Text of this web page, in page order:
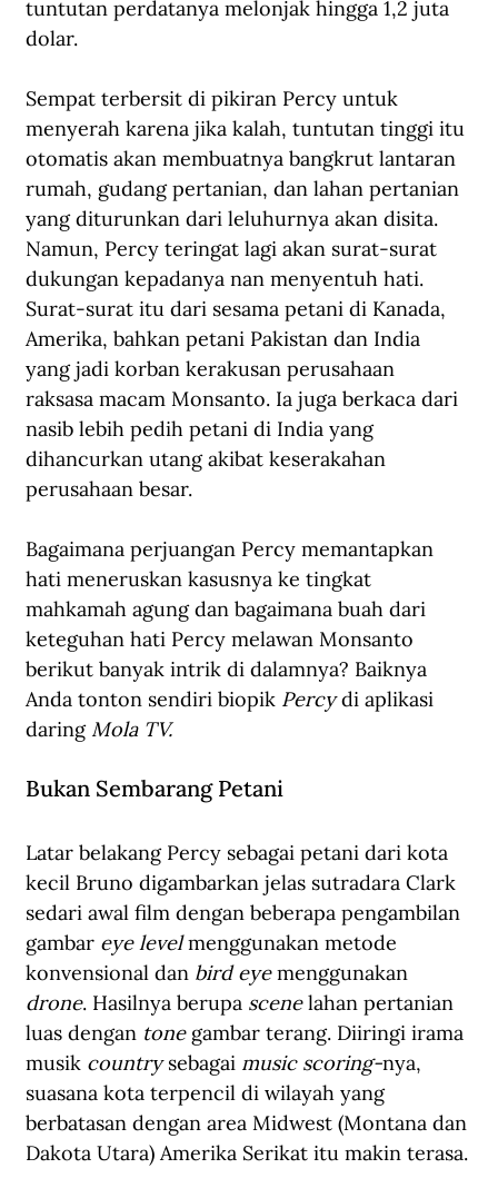
tuntutan perdatanya melonjak hingga 1,2 juta
dolar.
Sempat terbersit di pikiran Percy untuk
menyerah karena jika kalah, tuntutan tinggi itu
otomatis akan membuatnya bangkrut lantaran
rumah, gudang pertanian, dan lahan pertanian
yang diturunkan dari leluhurnya akan disita.
Namun, Percy teringat lagi akan surat-surat
dukungan kepadanya nan menyentuh hati.
Surat-surat itu dari sesama petani di Kanada,
Amerika, bahkan petani Pakistan dan India
yang jadi korban kerakusan perusahaan
raksasa macam Monsanto. Ia juga berkaca dari
nasib lebih pedih petani di India yang
dihancurkan utang akibat keserakahan
perusahaan besar.
Bagaimana perjuangan Percy memantapkan
hati meneruskan kasusnya ke tingkat
mahkamah agung dan bagaimana buah dari
keteguhan hati Percy melawan Monsanto
berikut banyak intrik di dalamnya? Baiknya
Anda tonton sendiri biopik Percy di aplikasi
daring Mola TV.
Bukan Sembarang Petani
Latar belakang Percy sebagai petani dari kota
kecil Bruno digambarkan jelas sutradara Clark
sedari awal film dengan beberapa pengambilan
gambar eye level menggunakan metode
konvensional dan bird eye menggunakan
drone. Hasilnya berupa scene lahan pertanian
luas dengan tone gambar terang. Diiringi irama
musik country sebagai music scoring-nya,
suasana kota terpencil di wilayah yang
berbatasan dengan area Midwest (Montana dan
Dakota Utara) Amerika Serikat itu makin terasa.